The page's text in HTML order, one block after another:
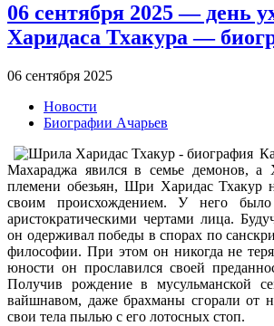
06 сентября 2025 — день
Харидаса Тхакура —
06 сентября 2025
Новости
Биографии Ачарьев
Махараджа явился в семье демонов, а
племени обезьян, Шри Харидас Тхакур
своим происхождением. У него
аристократическими чертами лица.
он одерживал победы в спорах по
философии. При этом он никогда не
юности он прославился своей
Получив рождение в мусульманской
вайшнавом, даже брахманы сгорали от
свои тела пылью с его лотосных стоп.